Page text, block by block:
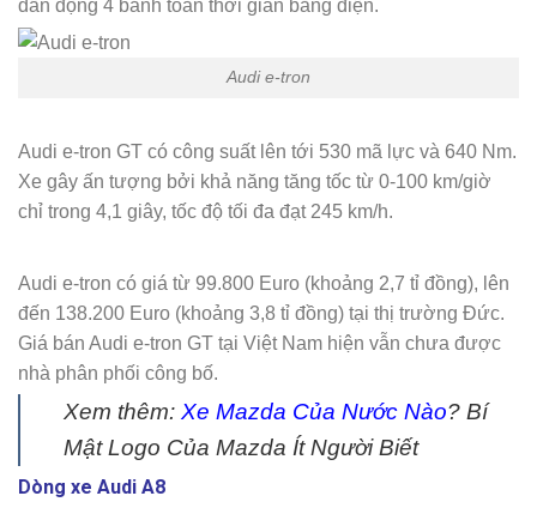
dẫn động 4 bánh toàn thời gian bằng điện.
Audi e-tron
Audi e-tron GT có công suất lên tới 530 mã lực và 640 Nm.
Xe gây ấn tượng bởi khả năng tăng tốc từ 0-100 km/giờ
chỉ trong 4,1 giây, tốc độ tối đa đạt 245 km/h.
Audi e-tron có giá từ 99.800 Euro (khoảng 2,7 tỉ đồng), lên
đến 138.200 Euro (khoảng 3,8 tỉ đồng) tại thị trường Đức.
Giá bán Audi e-tron GT tại Việt Nam hiện vẫn chưa được
nhà phân phối công bố.
Xem thêm: Xe Mazda Của Nước Nào? Bí
Mật Logo Của Mazda Ít Người Biết
Dòng xe Audi A8